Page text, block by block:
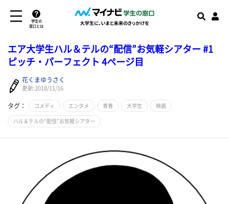
学生の
窓口とは
エア大学生ハル＆テルの“配信”お気軽シアター #1
ピッチ・パーフェクト 4ページ目
花くまゆうさく
更新:2018/11/16
タグ： コメディ エンタメ 青春 大学生 映画
ハル＆テルの“配信”お気軽シアター